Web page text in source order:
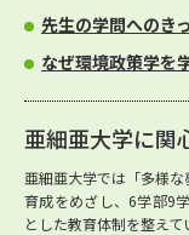
先生の学問へのき
なぜ環境政策学を
亜細亜大学に関
亜細亜大学では「多様
育成をめざし、6学部9
とした教育体制を整えて